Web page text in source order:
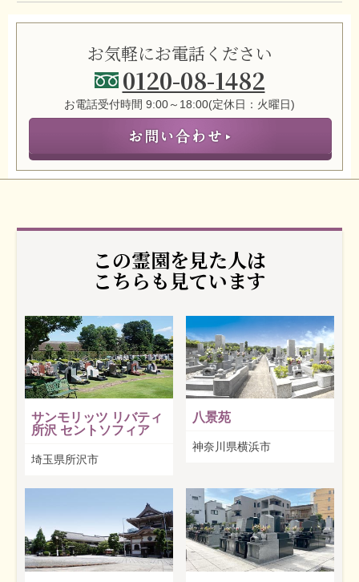
お気軽にお電話ください
0120-08-1482
お電話受付時間 9:00～18:00(定休日：火曜日)
この霊園を見た人は
こちらも見ています
サンモリッツ リバティ
所沢 セントソフィア
埼玉県所沢市
八景苑
神奈川県横浜市